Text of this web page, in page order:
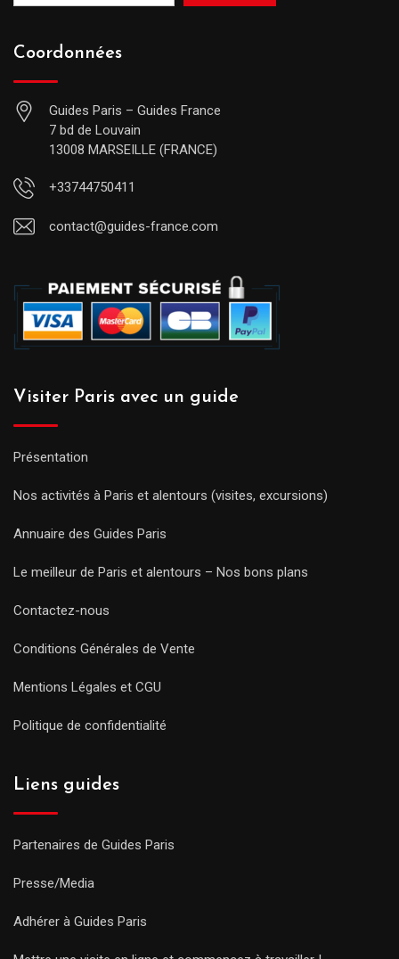
Coordonnées
Guides Paris – Guides France
7 bd de Louvain
13008 MARSEILLE (FRANCE)
+33744750411
contact@guides-france.com
Visiter Paris avec un guide
Présentation
Nos activités à Paris et alentours (visites, excursions)
Annuaire des Guides Paris
Le meilleur de Paris et alentours – Nos bons plans
Contactez-nous
Conditions Générales de Vente
Mentions Légales et CGU
Politique de confidentialité
Liens guides
Partenaires de Guides Paris
Presse/Media
Adhérer à Guides Paris